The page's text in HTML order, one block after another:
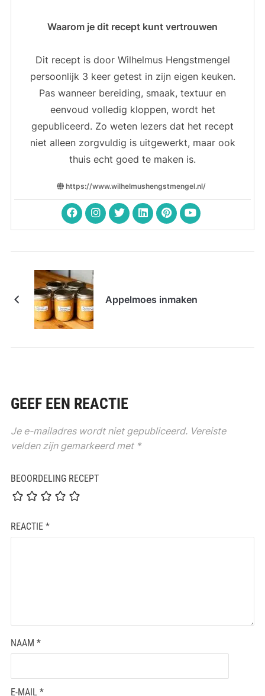
Waarom je dit recept kunt vertrouwen
Dit recept is door Wilhelmus Hengstmengel
persoonlijk 3 keer getest in zijn eigen keuken.
Pas wanneer bereiding, smaak, textuur en
eenvoud volledig kloppen, wordt het
gepubliceerd. Zo weten lezers dat het recept
niet alleen zorgvuldig is uitgewerkt, maar ook
thuis echt goed te maken is.
https://www.wilhelmushengstmengel.nl/
Appelmoes inmaken
GEEF EEN REACTIE
Je e-mailadres wordt niet gepubliceerd. Vereiste
velden zijn gemarkeerd met *
BEOORDELING RECEPT
REACTIE *
NAAM *
E-MAIL *